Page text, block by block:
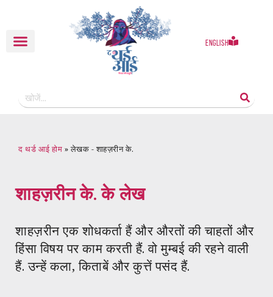
English
द थर्ड आई होम »लेखक - शाहज़रीन के.
शाहज़रीन के. के लेख
शाहज़रीन एक शोधकर्ता हैं और औरतों की चाहतों और
हिंसा विषय पर काम करती हैं. वो मुम्बई की रहने वाली
हैं. उन्हें कला, किताबें और कुत्तें पसंद हैं.